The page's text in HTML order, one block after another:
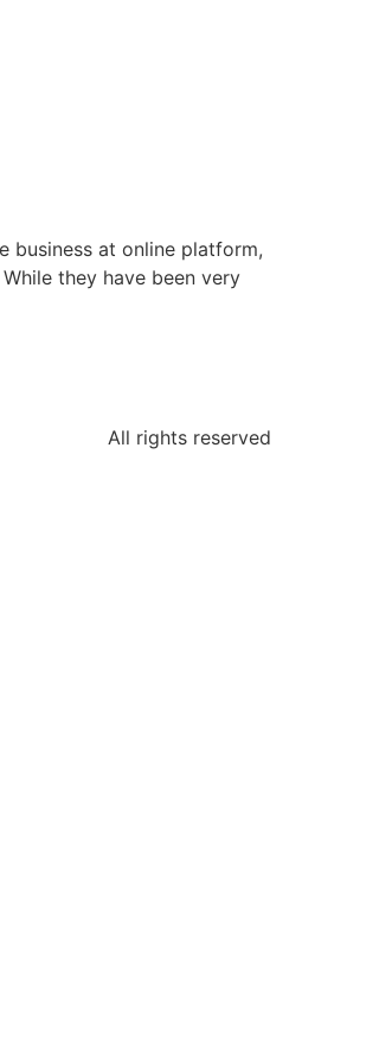
business at online platform,
they have been very
All rights reserved